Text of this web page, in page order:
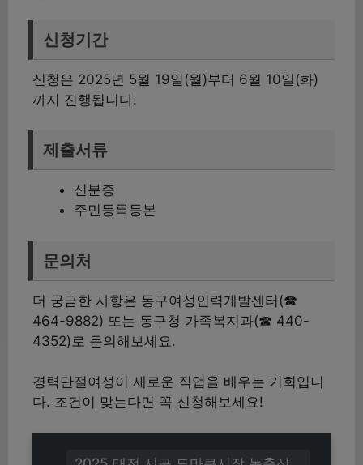
신청기간
신청은 2025년 5월 19일(월)부터 6월 10일(화)
까지 진행됩니다.
제출서류
신분증
주민등록등본
문의처
더 궁금한 사항은 동구여성인력개발센터(☎
464-9882) 또는 동구청 가족복지과(☎ 440-
4352)로 문의해보세요.
경력단절여성이 새로운 직업을 배우는 기회입니
다. 조건이 맞는다면 꼭 신청해보세요!